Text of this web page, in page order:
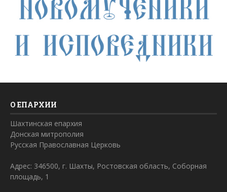
О ЕПАРХИИ
Шахтинская епархия
Донская митрополия
Русская Православная Церковь
Адрес: 346500, г. Шахты, Ростовская область, Соборная
площадь, 1